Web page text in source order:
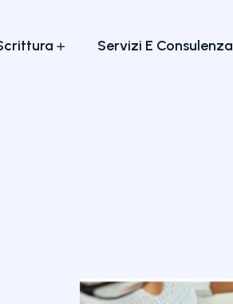
Servizi E Consulenza